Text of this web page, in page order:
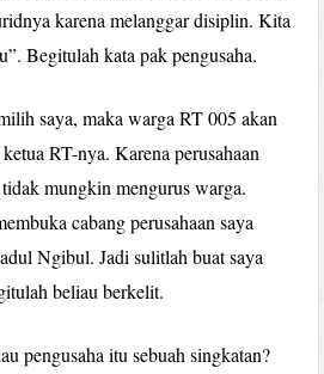
karena melanggar disiplin. Kita
Begitulah kata pak pengusaha.
saya, maka warga RT 005 akan
RT-nya. Karena perusahaan
mungkin mengurus warga.
cabang perusahaan saya
Ngibul. Jadi sulitlah buat saya
beliau berkelit.
pengusaha itu sebuah singkatan?